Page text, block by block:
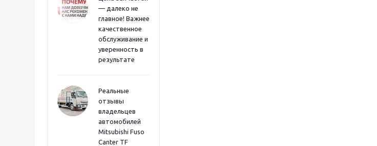
— далеко не
главное! Важнее
качественное
обслуживание и
уверенность в
результате
Реальные
отзывы
владельцев
автомобилей
Mitsubishi Fuso
Canter TF